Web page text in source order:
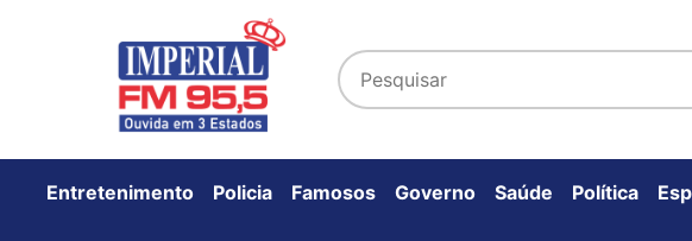
Entretenimento Policia Famosos Governo Saúde Política